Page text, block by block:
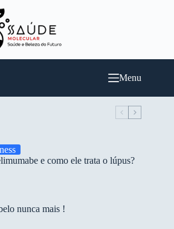
Menu
e como ele trata o lúpus?
nunca mais !